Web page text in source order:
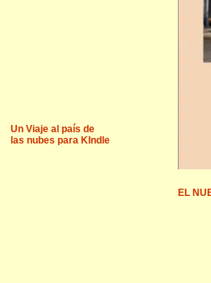
Un Viaje al país de
las nubes para KIndle
EL